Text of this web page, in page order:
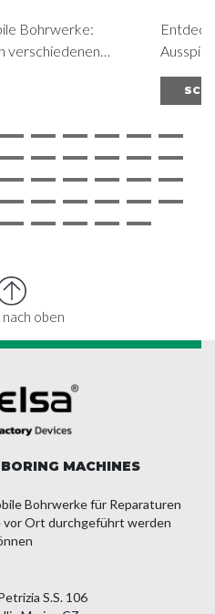
Bohrwerke:
verschiedenen
und erzielen
zur
zur
oben
MACHINES
Bohrwerke für Reparaturen
Ort durchgeführt werden
S.S. 106